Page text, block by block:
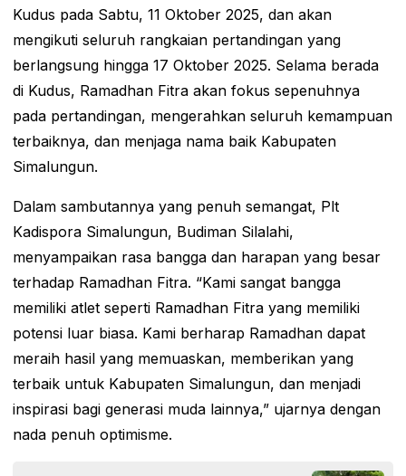
Kudus pada Sabtu, 11 Oktober 2025, dan akan
mengikuti seluruh rangkaian pertandingan yang
berlangsung hingga 17 Oktober 2025. Selama berada
di Kudus, Ramadhan Fitra akan fokus sepenuhnya
pada pertandingan, mengerahkan seluruh kemampuan
terbaiknya, dan menjaga nama baik Kabupaten
Simalungun.
Dalam sambutannya yang penuh semangat, Plt
Kadispora Simalungun, Budiman Silalahi,
menyampaikan rasa bangga dan harapan yang besar
terhadap Ramadhan Fitra. “Kami sangat bangga
memiliki atlet seperti Ramadhan Fitra yang memiliki
potensi luar biasa. Kami berharap Ramadhan dapat
meraih hasil yang memuaskan, memberikan yang
terbaik untuk Kabupaten Simalungun, dan menjadi
inspirasi bagi generasi muda lainnya,” ujarnya dengan
nada penuh optimisme.